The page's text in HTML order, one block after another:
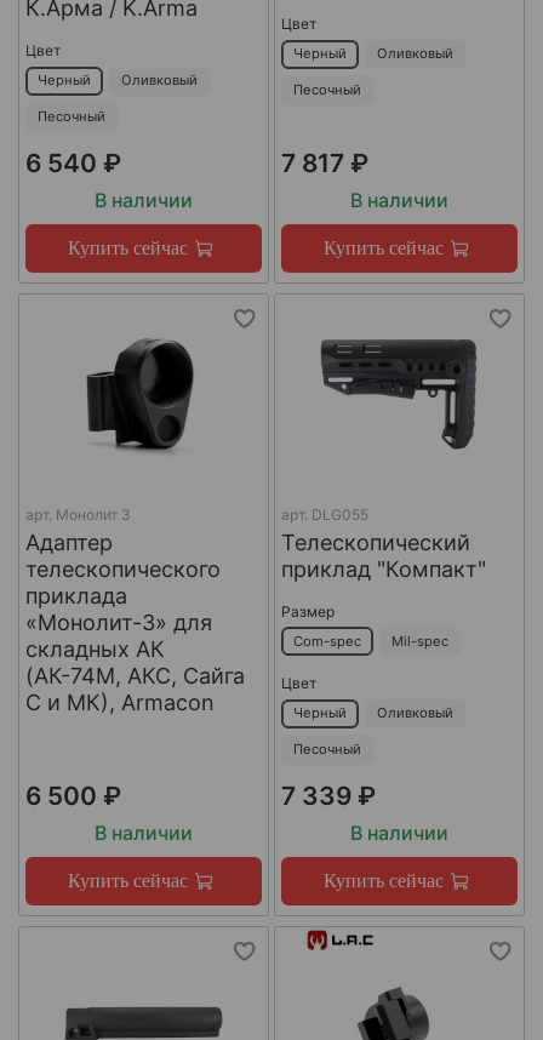
К.Арма / K.Arma
Цвет
Черный Оливковый
Песочный
6 540 ₽
В наличии
Купить сейчас
Цвет
Черный Оливковый
Песочный
7 817 ₽
В наличии
Купить сейчас
арт. Монолит 3
Адаптер
телескопического
приклада
«Монолит-3» для
складных АК
(АК-74М, АКС, Сайга
С и МК), Armacon
6 500 ₽
В наличии
Купить сейчас
арт. DLG055
Телескопический
приклад "Компакт"
Размер
Com-spec Mil-spec
Цвет
Черный Оливковый
Песочный
7 339 ₽
В наличии
Купить сейчас